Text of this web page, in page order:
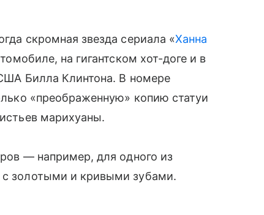
скромная звезда сериала «Ханна
на гигантском хот-доге и в
Билла Клинтона. В номере
«преображенную» копию статуи
марихуаны.
— например, для одного из
золотыми и кривыми зубами.